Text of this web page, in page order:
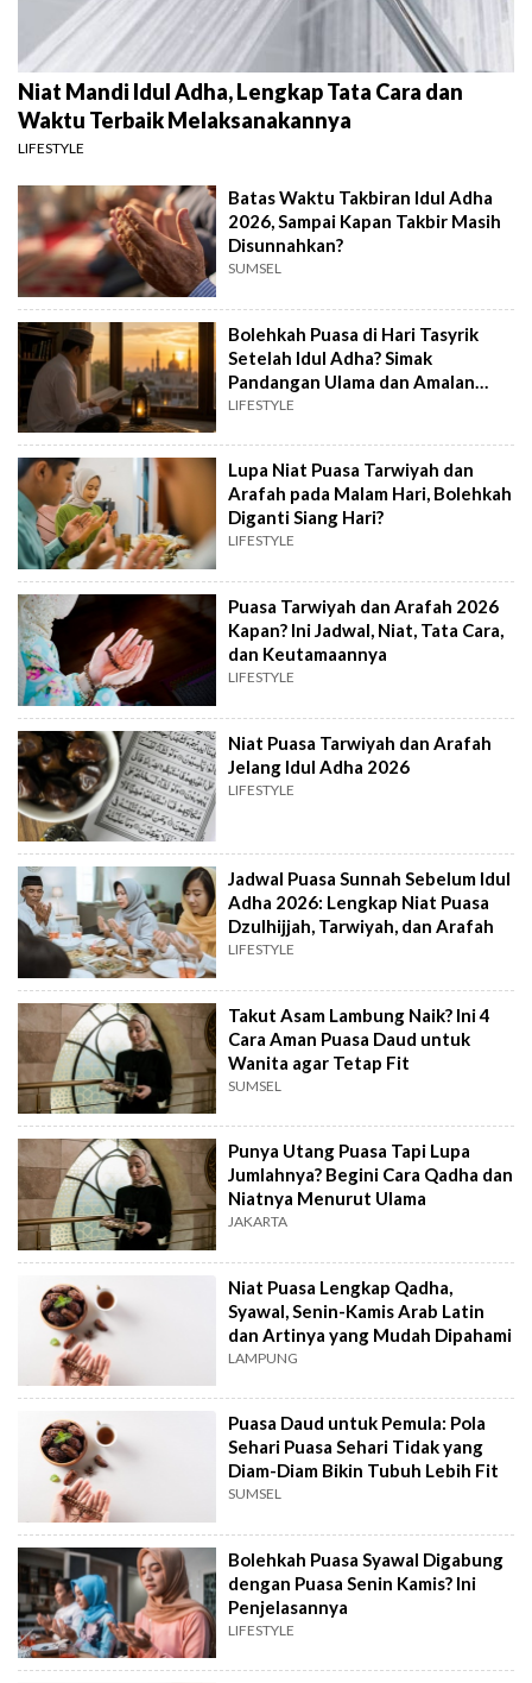
Niat Mandi Idul Adha, Lengkap Tata Cara dan
Waktu Terbaik Melaksanakannya
LIFESTYLE
Batas Waktu Takbiran Idul Adha
2026, Sampai Kapan Takbir Masih
Disunnahkan?
SUMSEL
Bolehkah Puasa di Hari Tasyrik
Setelah Idul Adha? Simak
Pandangan Ulama dan Amalan
yang Dianjurkan
LIFESTYLE
Lupa Niat Puasa Tarwiyah dan
Arafah pada Malam Hari, Bolehkah
Diganti Siang Hari?
LIFESTYLE
Puasa Tarwiyah dan Arafah 2026
Kapan? Ini Jadwal, Niat, Tata Cara,
dan Keutamaannya
LIFESTYLE
Niat Puasa Tarwiyah dan Arafah
Jelang Idul Adha 2026
LIFESTYLE
Jadwal Puasa Sunnah Sebelum Idul
Adha 2026: Lengkap Niat Puasa
Dzulhijjah, Tarwiyah, dan Arafah
LIFESTYLE
Takut Asam Lambung Naik? Ini 4
Cara Aman Puasa Daud untuk
Wanita agar Tetap Fit
SUMSEL
Punya Utang Puasa Tapi Lupa
Jumlahnya? Begini Cara Qadha dan
Niatnya Menurut Ulama
JAKARTA
Niat Puasa Lengkap Qadha,
Syawal, Senin-Kamis Arab Latin
dan Artinya yang Mudah Dipahami
LAMPUNG
Puasa Daud untuk Pemula: Pola
Sehari Puasa Sehari Tidak yang
Diam-Diam Bikin Tubuh Lebih Fit
SUMSEL
Bolehkah Puasa Syawal Digabung
dengan Puasa Senin Kamis? Ini
Penjelasannya
LIFESTYLE